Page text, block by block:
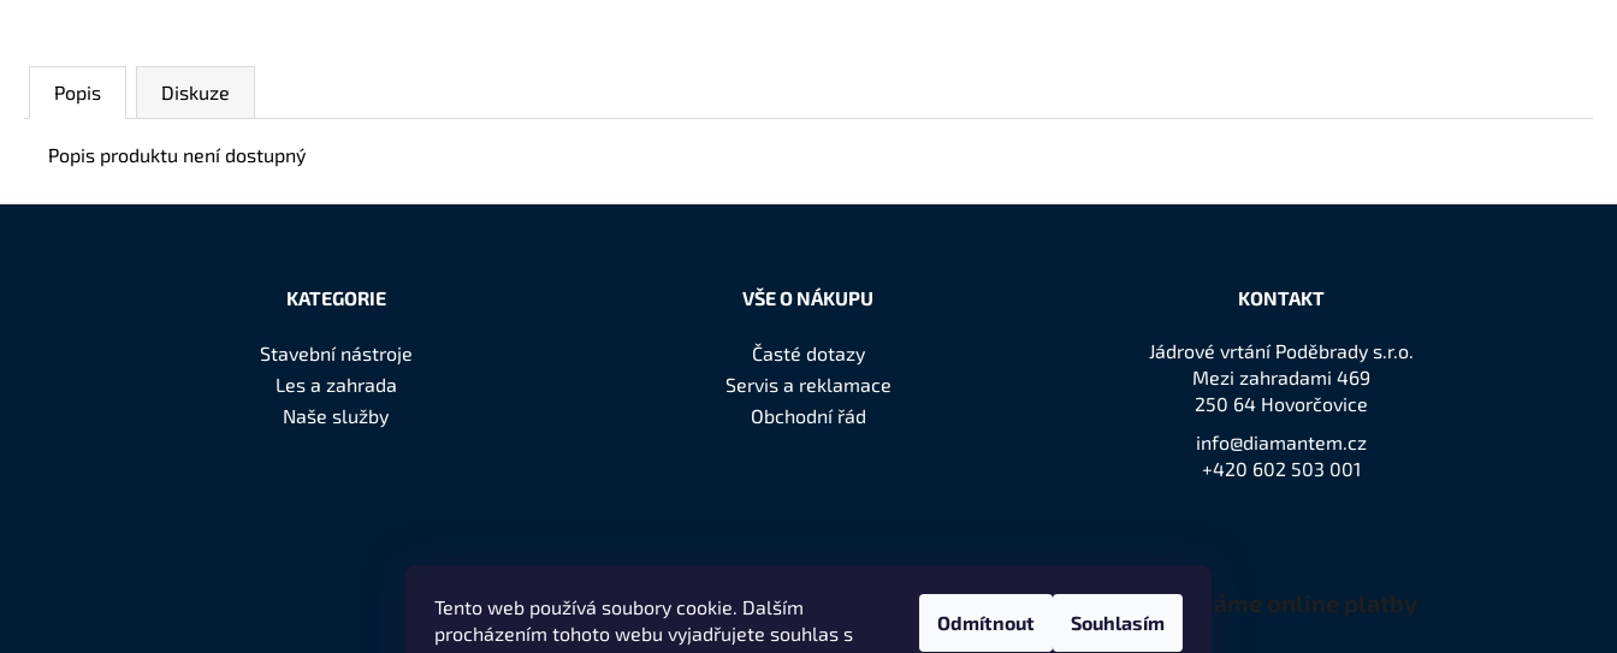
Tento web používá soubory cookie. Dalším
procházením tohoto webu vyjadřujete souhlas s
Odmítnout Souhlasím
Popis Diskuze
Popis produktu není dostupný
KATEGORIE
Stavební nástroje
Les a zahrada
Naše služby
VŠE O NÁKUPU
Časté dotazy
Servis a reklamace
Obchodní řád
KONTAKT
Jádrové vrtání Poděbrady s.r.o.
Mezi zahradami 469
250 64 Hovorčovice
info@diamantem.cz
+420 602 503 001
Přijímáme online platby